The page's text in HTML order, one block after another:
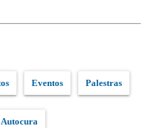
Eventos Palestras
Autocura